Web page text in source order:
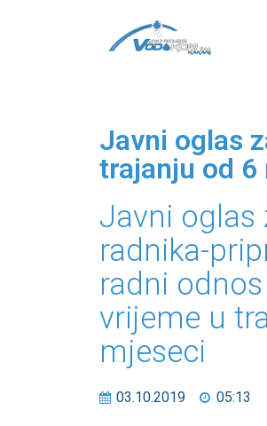
Javni oglas
trajanju od 6
Javni oglas
radnika-
radni
vrijeme u
mjeseci
03.10.2019 05:13